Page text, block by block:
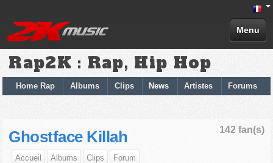
Menu
Rap2K : Rap, Hip Hop
Home Rap Albums Clips News Artistes Forums
142 fan(s)
Ghostface Killah
Accueil Albums Clips Forum